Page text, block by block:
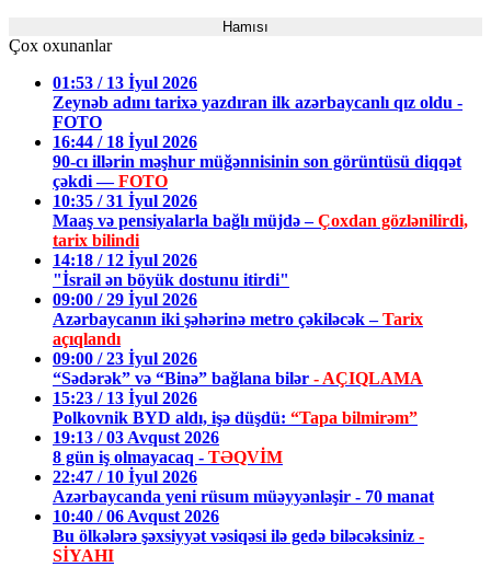
Hamısı
Çox oxunanlar
01:53 / 13 İyul 2026
Zeynəb adını tarixə yazdıran ilk azərbaycanlı qız oldu -
FOTO
16:44 / 18 İyul 2026
90-cı illərin məşhur müğənnisinin son görüntüsü diqqət
çəkdi —FOTO
10:35 / 31 İyul 2026
Maaş və pensiyalarla bağlı müjdə –Çoxdan gözlənilirdi,
tarix bilindi
14:18 / 12 İyul 2026
"İsrail ən böyük dostunu itirdi"
09:00 / 29 İyul 2026
Azərbaycanın iki şəhərinə metro çəkiləcək –Tarix
açıqlandı
09:00 / 23 İyul 2026
“Sədərək” və “Binə” bağlana bilər - AÇIQLAMA
15:23 / 13 İyul 2026
Polkovnik BYD aldı, işə düşdü: “Tapa bilmirəm”
19:13 / 03 Avqust 2026
8 gün iş olmayacaq - TƏQVİM
22:47 / 10 İyul 2026
Azərbaycanda yeni rüsum müəyyənləşir - 70 manat
10:40 / 06 Avqust 2026
Bu ölkələrə şəxsiyyət vəsiqəsi ilə gedə biləcəksiniz -
SİYAHI